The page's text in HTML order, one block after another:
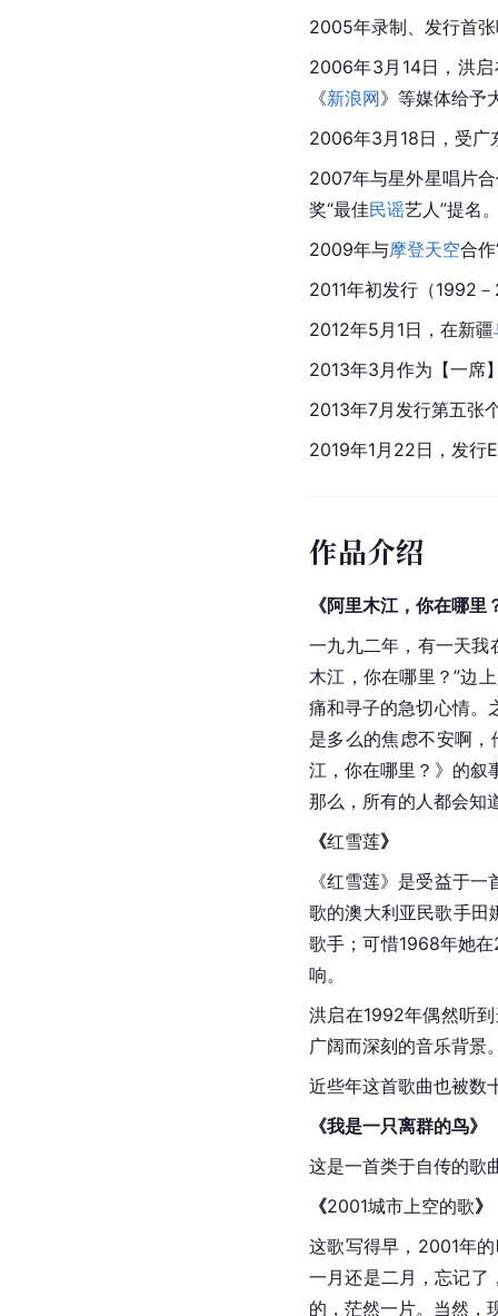
2005年录制、发行首
2006年3月14日，洪启
《新浪网》等媒体给予
2006年3月18日，受广
2007年与星外星唱片
奖“最佳民谣艺人”提名
2009年与摩登天空合
2011年初发行（1992
2012年5月1日，在新疆
2013年3月作为【一席
2013年7月发行第五张
2019年1月22日，发行
作品介绍
《阿里木江，你在哪里
一九九二年，有一天我
木江，你在哪里？”边
痛和寻子的急切心情。
是多么的焦虑不安啊
江，你在哪里？》的叙
那么，所有的人都会知
《红雪莲》
《红雪莲》是受益于
歌的澳大利亚民歌手田
歌手；可惜1968年她
响。
洪启在1992年偶然听
广阔而深刻的音乐背景
近些年这首歌曲也被数
《我是一只离群的鸟》
这是一首类于自传的歌
《2001城市上空的歌》
这歌写得早，2001年
一月还是二月，忘记了
的，茫然一片。当然，